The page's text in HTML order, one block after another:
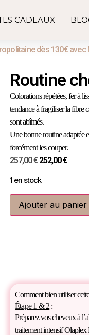
CADEAUX
dès 130€ avec
Routine
Colorations répétées, fer à
tendance à fragiliser la fibre
sont abîmés.
Une bonne routine adaptée
forcément les couper.
257,00€ 252,00€
1 en stock
Ajouter au panier
Comment bien utiliser
Étape 1 & 2 :
Préparez vos cheveux à
traitement intensif Olaplex